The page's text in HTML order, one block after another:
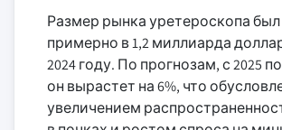
Размер рынка уретероскопа
примерно в 1,2 миллиарда
2024 году. По прогнозам, с 2025
он вырастет на 6%, что
увеличением